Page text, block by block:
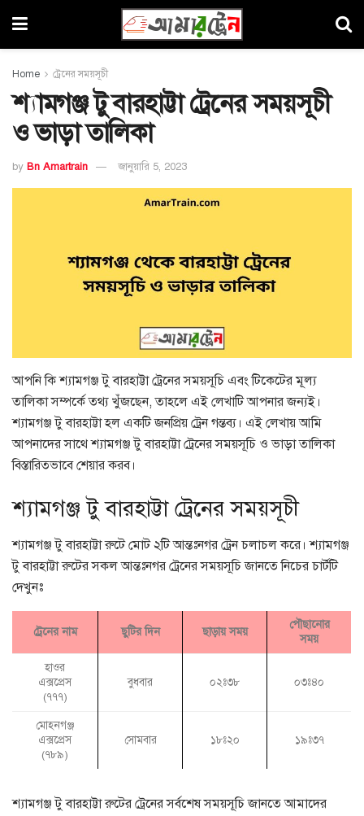
Home ট্রেনের সময়সূচী
শ্যামগঞ্জ টু বারহাট্টা ট্রেনের সময়সূচী
ও ভাড়া তালিকা
by Bn Amartrain জানুয়ারি 5, 2023
আপনি কি শ্যামগঞ্জ টু বারহাট্টা ট্রেনের সময়সূচি এবং টিকেটের মূল্য
তালিকা সম্পর্কে তথ্য খুঁজছেন, তাহলে এই লেখাটি আপনার জন্যই।
শ্যামগঞ্জ টু বারহাট্টা হল একটি জনপ্রিয় ট্রেন গন্তব্য। এই লেখায় আমি
আপনাদের সাথে শ্যামগঞ্জ টু বারহাট্টা ট্রেনের সময়সূচি ও ভাড়া তালিকা
বিস্তারিতভাবে শেয়ার করব।
শ্যামগঞ্জ টু বারহাট্টা ট্রেনের সময়সূচী
শ্যামগঞ্জ টু বারহাট্টা রুটে মোট ২টি আন্তঃনগর ট্রেন চলাচল করে। শ্যামগঞ্জ
টু বারহাট্টা রুটের সকল আন্তঃনগর ট্রেনের সময়সূচি জানতে নিচের চার্টটি
দেখুনঃ
ট্রেনের নাম ছুটির দিন ছাড়ায় সময়
পৌছানোর
সময়
হাওর
এক্সপ্রেস
(৭৭৭)
বুধবার ০২ঃ৩৮ ০৩ঃ৪০
মোহনগঞ্জ
এক্সপ্রেস
(৭৮৯)
সোমবার ১৮ঃ২০ ১৯ঃ৩৭
শ্যামগঞ্জ টু বারহাট্টা রুটের ট্রেনের সর্বশেষ সময়সূচি জানতে আমাদের